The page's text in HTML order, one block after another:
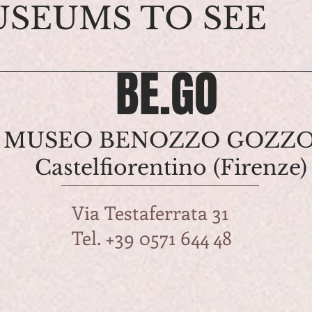
TO SEE
MUSEO BENOZZO
Castelfiorentino (Firenze)
Via Testaferrata 31
Tel. +39 0571 644 48
BE.GO